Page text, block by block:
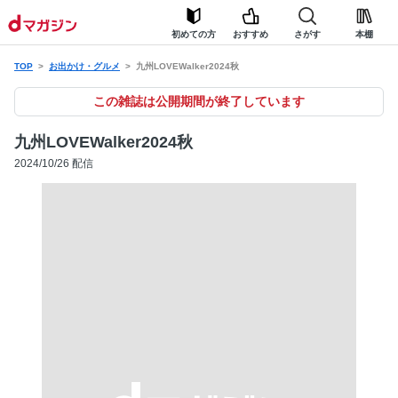
初めての方 おすすめ さがす 本棚
TOP お出かけ・グルメ 九州LOVEWalker2024秋
この雑誌は公開期間が終了しています
九州LOVEWalker2024秋
2024/10/26 配信